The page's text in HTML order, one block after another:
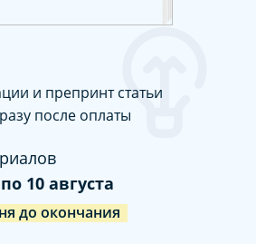
и препринт статьи
после оплаты
по 10 августа
до окончания